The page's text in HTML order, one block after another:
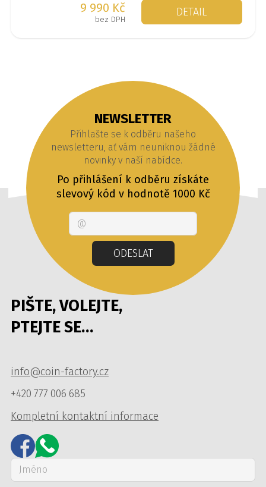
9 990 Kč
bez DPH
DETAIL
PIŠTE, VOLEJTE,
PTEJTE SE…
info@coin-factory.cz
+420 777 006 685
Kompletní kontaktní informace
NEWSLETTER
Přihlašte se k odběru našeho
newsletteru, ať vám neuniknou žádné
novinky v naší nabídce.
Po přihlášení k odběru získáte
slevový kód v hodnotě 1000 Kč
ODESLAT